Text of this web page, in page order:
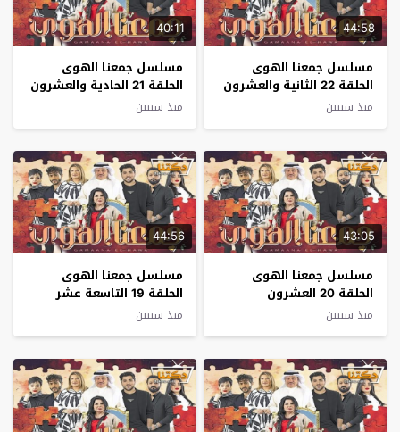
44:58
مسلسل جمعنا الهوى
الحلقة 22 الثانية والعشرون
منذ سنتين
40:11
مسلسل جمعنا الهوى
الحلقة 21 الحادية والعشرون
منذ سنتين
43:05
مسلسل جمعنا الهوى
الحلقة 20 العشرون
منذ سنتين
44:56
مسلسل جمعنا الهوى
الحلقة 19 التاسعة عشر
منذ سنتين